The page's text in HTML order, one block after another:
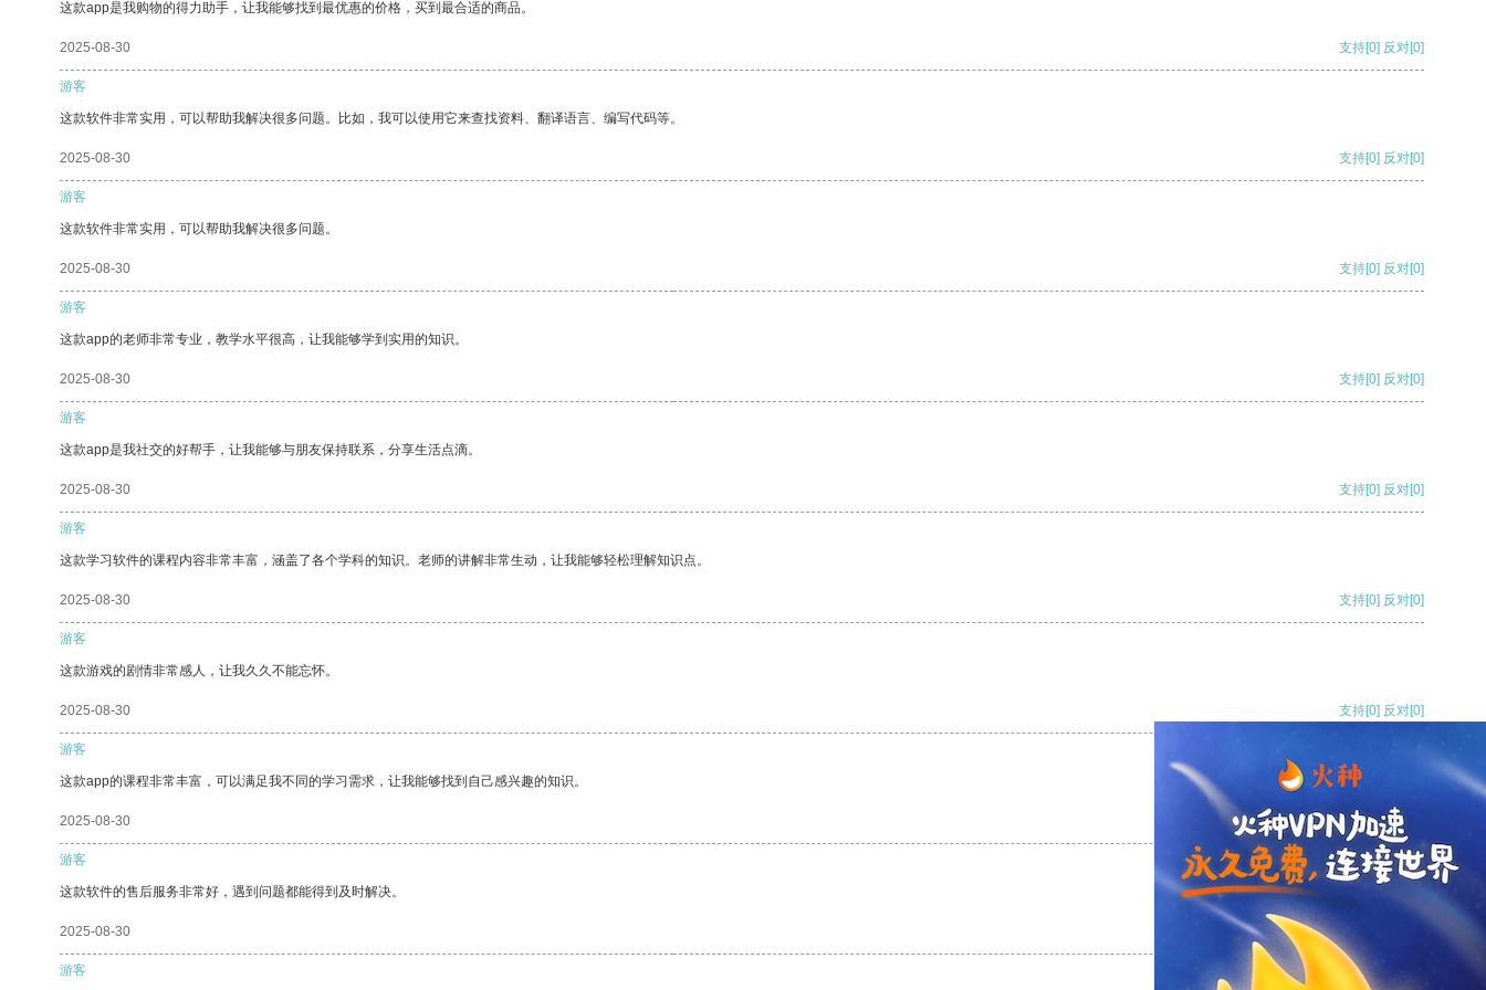
这款app是我购物的得力助手，让我能够找到最优惠的价格，买到最合适的商品。
2025-08-30 支持[0] 反对[0]
游客
这款软件非常实用，可以帮助我解决很多问题。比如，我可以使用它来查找资料、翻译语言、编写代码等。
2025-08-30 支持[0] 反对[0]
游客
这款软件非常实用，可以帮助我解决很多问题。
2025-08-30 支持[0] 反对[0]
游客
这款app的老师非常专业，教学水平很高，让我能够学到实用的知识。
2025-08-30 支持[0] 反对[0]
游客
这款app是我社交的好帮手，让我能够与朋友保持联系，分享生活点滴。
2025-08-30 支持[0] 反对[0]
游客
这款学习软件的课程内容非常丰富，涵盖了各个学科的知识。老师的讲解非常生动，让我能够轻松理解知识点。
2025-08-30 支持[0] 反对[0]
游客
这款游戏的剧情非常感人，让我久久不能忘怀。
2025-08-30 支持[0] 反对[0]
游客
这款app的课程非常丰富，可以满足我不同的学习需求，让我能够找到自己感兴趣的知识。
2025-08-30 支持[0] 反对
游客
这款软件的售后服务非常好，遇到问题都能得到及时解决。
2025-08-30 支持
游客